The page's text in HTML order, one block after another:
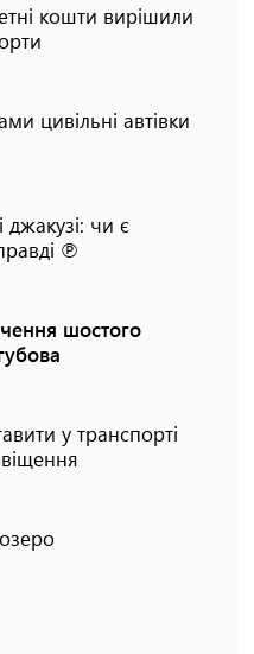
кошти вирішили
цивільні автівки
чи є
℗
шостого
у транспорті